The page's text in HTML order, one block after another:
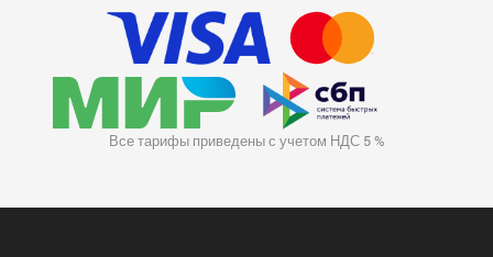
Все тарифы приведены с учетом НДС 5 %